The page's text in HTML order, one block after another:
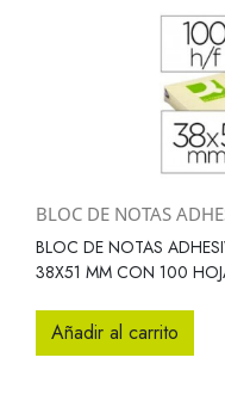
BLOC DE NOTAS
BLOC DE NOTAS
38X51 MM CON 100
Añadir al carrito